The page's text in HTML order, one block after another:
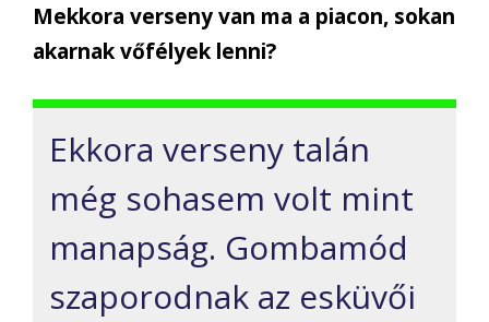
Mekkora verseny van ma a piacon, sokan
akarnak vőfélyek lenni?
Ekkora verseny talán
még sohasem volt mint
manapság. Gombamód
szaporodnak az esküvői